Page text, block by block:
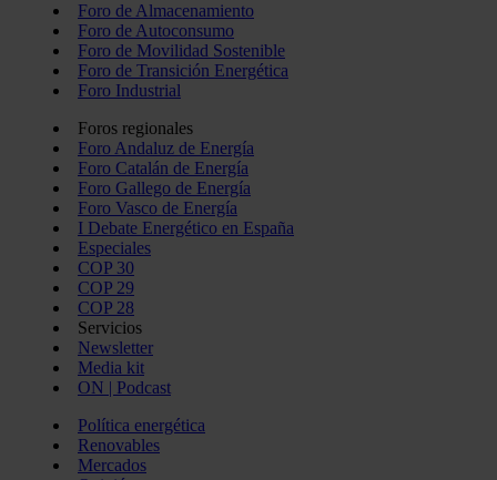
Foro de Almacenamiento
Foro de Autoconsumo
Foro de Movilidad Sostenible
Foro de Transición Energética
Foro Industrial
Foros regionales
Foro Andaluz de Energía
Foro Catalán de Energía
Foro Gallego de Energía
Foro Vasco de Energía
I Debate Energético en España
Especiales
COP 30
COP 29
COP 28
Servicios
Newsletter
Media kit
ON | Podcast
Política energética
Renovables
Mercados